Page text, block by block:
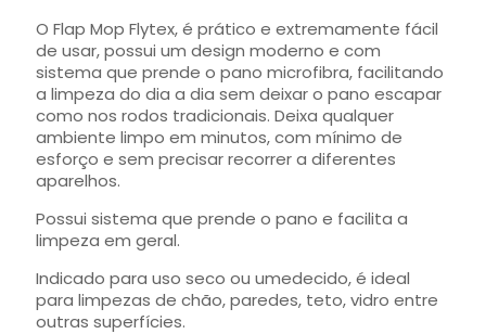
O Flap Mop Flytex, é prático e extremamente fácil
de usar, possui um design moderno e com
sistema que prende o pano microfibra, facilitando
a limpeza do dia a dia sem deixar o pano escapar
como nos rodos tradicionais. Deixa qualquer
ambiente limpo em minutos, com mínimo de
esforço e sem precisar recorrer a diferentes
aparelhos.
Possui sistema que prende o pano e facilita a
limpeza em geral.
Indicado para uso seco ou umedecido, é ideal
para limpezas de chão, paredes, teto, vidro entre
outras superfícies.